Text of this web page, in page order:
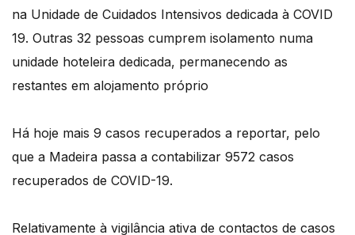
na Unidade de Cuidados Intensivos dedicada à COVID
19. Outras 32 pessoas cumprem isolamento numa
unidade hoteleira dedicada, permanecendo as
restantes em alojamento próprio
Há hoje mais 9 casos recuperados a reportar, pelo
que a Madeira passa a contabilizar 9572 casos
recuperados de COVID-19.
Relativamente à vigilância ativa de contactos de casos